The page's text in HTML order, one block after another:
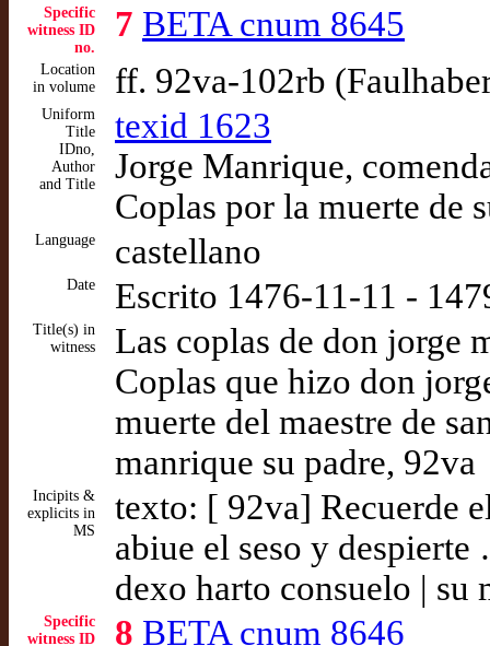
Specific
witness ID
no.
7 BETA cnum 8645
Location
in volume
ff. 92va-102rb
Uniform
Title
IDno,
Author
and Title
texid 1623
Jorge Manrique,
Coplas por la muerte de
Language castellano
Date Escrito 1476-11-11 -
Title(s) in
witness
Las coplas de don jorge
Coplas que hizo don
muerte del maestre de
manrique su padre, 92va
Incipits &
explicits in
MS
texto: [ 92va] Recuerde
abiue el seso y
dexo harto consuelo | su
Specific
witness ID
8 BETA cnum 8646